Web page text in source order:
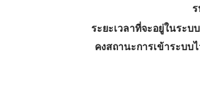
ระยะเวลาที่จะอยู่ในระบ
คงสถานะการเข้าระบบ